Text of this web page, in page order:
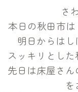
さ
本日の秋田市
明日からは
スッキリとし
先日は床屋さ